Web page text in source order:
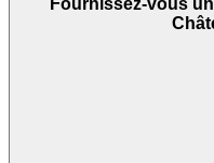
Fournissez-vous